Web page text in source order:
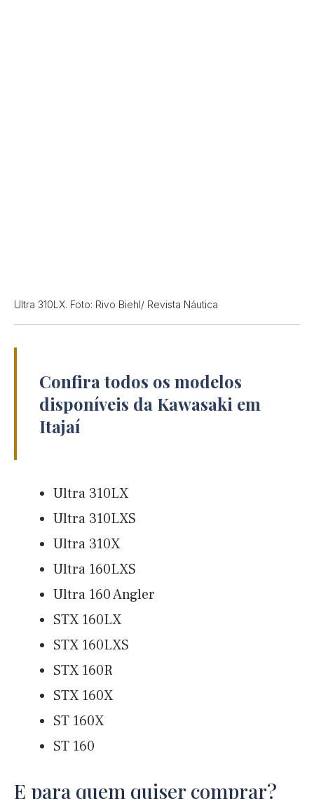
Ultra 310LX. Foto: Rivo Biehl/ Revista Náutica
Confira todos os modelos
disponíveis da Kawasaki em
Itajaí
Ultra 310LX
Ultra 310LXS
Ultra 310X
Ultra 160LXS
Ultra 160 Angler
STX 160LX
STX 160LXS
STX 160R
STX 160X
ST 160X
ST 160
E para quem quiser comprar?